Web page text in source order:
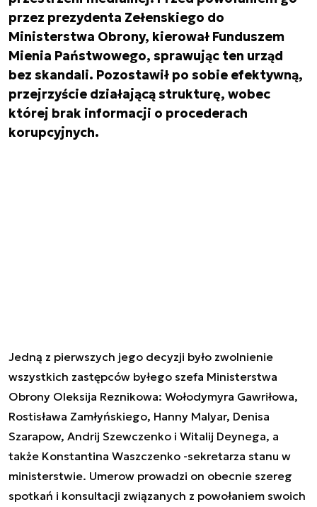
przez prezydenta Zełenskiego do
Ministerstwa Obrony, kierował Funduszem
Mienia Państwowego, sprawując ten urząd
bez skandali. Pozostawił po sobie efektywną,
przejrzyście działającą strukturę, wobec
której brak informacji o procederach
korupcyjnych.
Jedną z pierwszych jego decyzji było zwolnienie
wszystkich zastępców byłego szefa Ministerstwa
Obrony Oleksija Reznikowa: Wołodymyra Gawriłowa,
Rostisława Zamłyńskiego, Hanny Malyar, Denisa
Szarapow, Andrij Szewczenko i Witalij Deynega, a
także Konstantina Waszczenko -sekretarza stanu w
ministerstwie. Umerow prowadzi on obecnie szereg
spotkań i konsultacji związanych z powołaniem swoich